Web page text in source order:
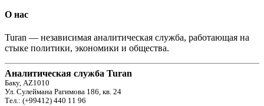
О нас
Turan — независимая аналитическая служба, работающая на
стыке политики, экономики и общества.
Аналитическая служба Turan
Баку, AZ1010
Ул. Сулеймана Рагимова 186, кв. 24
Тел.: (+99412) 440 11 96